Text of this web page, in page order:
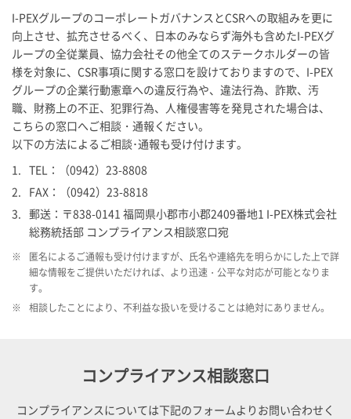
I-PEXグループのコーポレートガバナンスとCSRへの取組みを更に
向上させ、拡充させるべく、日本のみならず海外も含めたI-PEXグ
ループの全従業員、協力会社その他全てのステークホルダーの皆
様を対象に、CSR事項に関する窓口を設けておりますので、 I-PEX
グループの企業行動憲章への違反行為や、違法行為、詐欺、汚
職、財務上の不正、犯罪行為、人権侵害等を発見された場合は、
こちらの窓口へご相談・通報ください。
以下の方法によるご相談･通報も受け付けます。
1. TEL：（0942）23-8808
2. FAX：（0942）23-8818
3. 郵送：〒838-0141 福岡県小郡市小郡2409番地1 I-PEX株式会社
総務統括部 コンプライアンス相談窓口宛
※
匿名によるご通報も受け付けますが、氏名や連絡先を明らかにした上で詳
細な情報をご提供いただければ、より迅速・公平な対応が可能となりま
す。
※
相談したことにより、不利益な扱いを受けることは絶対にありません。
コンプライアンス相談窓口
コンプライアンスについては下記のフォームよりお問い合わせく